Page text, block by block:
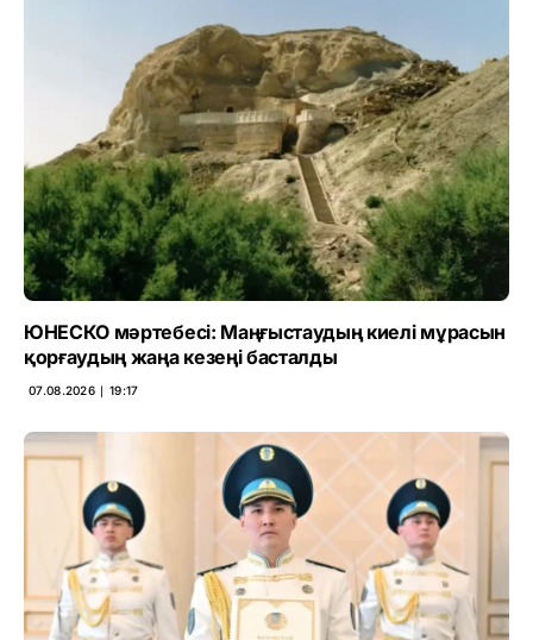
ЮНЕСКО мәртебесі: Маңғыстаудың киелі мұрасын
қорғаудың жаңа кезеңі басталды
07.08.2026 ∣ 19:17